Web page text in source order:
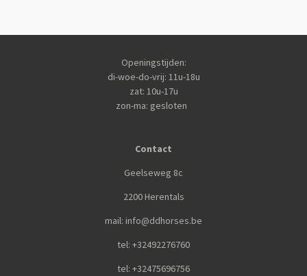
Openingstijden:
di-woe-do-vrij: 11u-18u
zat: 10u-17u
zon-ma: gesloten
Contact
Geelseweg 8c
2200 Herentals
mail: info@ddhorses.be
tel: +32492276760
tel: +32475696756